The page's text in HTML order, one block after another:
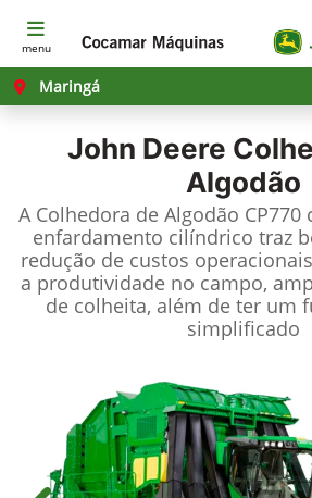
menu
Maringá
John Deere
Algodão
A Colhedora de Algodão
enfardamento cilíndrico traz
redução de custos
a produtividade no campo,
de colheita, além de ter um
simplificado